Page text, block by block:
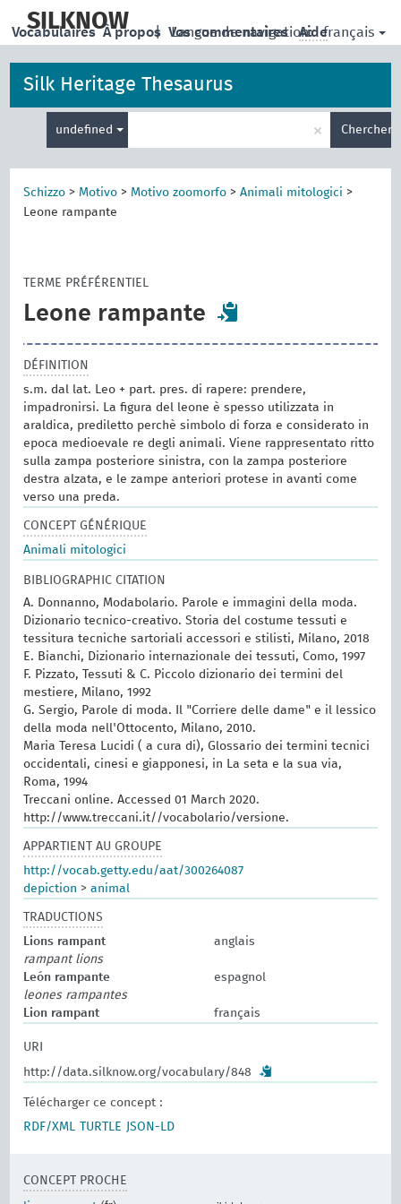
main
SILKNOW | Langue de navigation: français
Vocabulaires À propos Vos commentaires Aide
Silk Heritage Thesaurus
undefined
de
recherche
× Chercher
Schizzo > Motivo > Motivo zoomorfo >Animali mitologici >
Leone rampante
TERME PRÉFÉRENTIEL
Leone rampante
DÉFINITION
s.m. dal lat. Leo + part. pres. di rapere: prendere,
impadronirsi. La figura del leone è spesso utilizzata in
araldica, prediletto perchè simbolo di forza e considerato in
epoca medioevale re degli animali. Viene rappresentato ritto
sulla zampa posteriore sinistra, con la zampa posteriore
destra alzata, e le zampe anteriori protese in avanti come
verso una preda.
CONCEPT GÉNÉRIQUE
Animali mitologici
BIBLIOGRAPHIC CITATION
A. Donnanno, Modabolario. Parole e immagini della moda.
Dizionario tecnico-creativo. Storia del costume tessuti e
tessitura tecniche sartoriali accessori e stilisti, Milano, 2018
E. Bianchi, Dizionario internazionale dei tessuti, Como, 1997
F. Pizzato, Tessuti & C. Piccolo dizionario dei termini del
mestiere, Milano, 1992
G. Sergio, Parole di moda. Il "Corriere delle dame" e il lessico
della moda nell'Ottocento, Milano, 2010.
Maria Teresa Lucidi ( a cura di), Glossario dei termini tecnici
occidentali, cinesi e giapponesi, in La seta e la sua via,
Roma, 1994
Treccani online. Accessed 01 March 2020.
http://www.treccani.it//vocabolario/versione.
APPARTIENT AU GROUPE
http://vocab.getty.edu/aat/300264087
depiction >animal
TRADUCTIONS
Lions rampant
anglais
rampant lions
León rampante
espagnol
leones rampantes
Lion rampant
français
URI
http://data.silknow.org/vocabulary/848
Télécharger ce concept :
RDF/XML
TURTLE JSON-LD
CONCEPT PROCHE